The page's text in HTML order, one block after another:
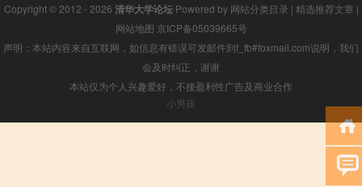
Copyright © 2012 - 2026 清华大学论坛Powered by 网站分类目录 | 精选推荐文章 |
网站地图 京ICP备05039665号
声明：本站内容来自互联网，如信息有错误可发邮件到f_fb#foxmail.com说明，我们
会及时纠正，谢谢
本站仅为个人兴趣爱好，不接盈利性广告及商业合作
小男孩